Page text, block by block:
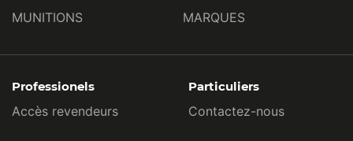
MUNITIONS
MARQUES
Professionels
Accès revendeurs
Particuliers
Contactez-nous